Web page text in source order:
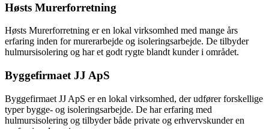
Høsts Murerforretning
Høsts Murerforretning er en lokal virksomhed med mange års
erfaring inden for murerarbejde og isoleringsarbejde. De tilbyder
hulmursisolering og har et godt rygte blandt kunder i området.
Byggefirmaet JJ ApS
Byggefirmaet JJ ApS er en lokal virksomhed, der udfører forskellige
typer bygge- og isoleringsarbejde. De har erfaring med
hulmursisolering og tilbyder både private og erhvervskunder en